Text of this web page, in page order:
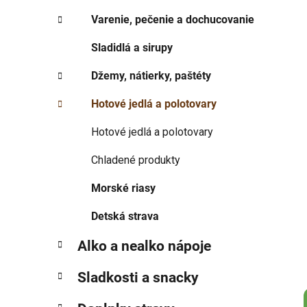
p
a
l
i
Varenie, pečenie a dochucovanie
Sladidlá a sirupy
Džemy, nátierky, paštéty
Hotové jedlá a polotovary
Hotové jedlá a polotovary
Chladené produkty
Morské riasy
Detská strava
Alko a nealko nápoje
Sladkosti a snacky